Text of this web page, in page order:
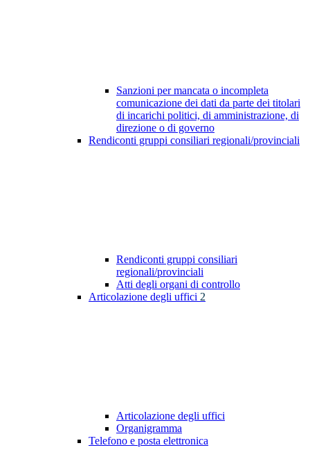
Sanzioni per mancata o incompleta
comunicazione dei dati da parte dei titolari
di incarichi politici, di amministrazione, di
direzione o di governo
Rendiconti gruppi consiliari regionali/provinciali
Rendiconti gruppi consiliari
regionali/provinciali
Atti degli organi di controllo
Articolazione degli uffici 2
Articolazione degli uffici
Organigramma
Telefono e posta elettronica